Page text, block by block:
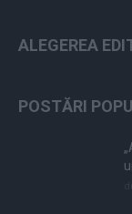
ALEGEREA
POSTĂRI